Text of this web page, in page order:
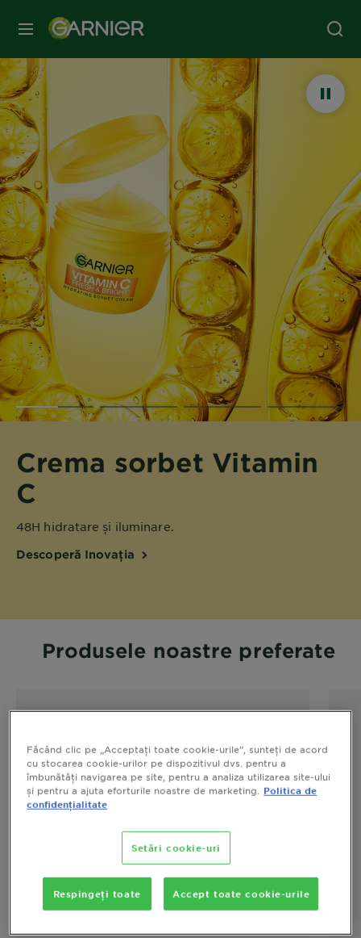
MENIU
Crema sorbet Vitamin
C
48H hidratare și iluminare.
Descoperă Inovația
Produsele noastre preferate
Făcând clic pe „Acceptați toate cookie-urile”, sunteți de acord
cu stocarea cookie-urilor pe dispozitivul dvs. pentru a
îmbunătăți navigarea pe site, pentru a analiza utilizarea site-ului
și pentru a ajuta eforturile noastre de marketing. Politica de
confidențialitate
Setări cookie-uri
Respingeți toate Accept toate cookie-urile